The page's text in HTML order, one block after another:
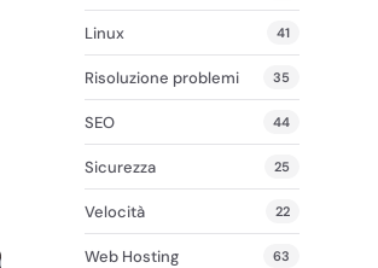
Linux 41
Risoluzione problemi 35
SEO 44
Sicurezza 25
Velocità 22
Web Hosting 63